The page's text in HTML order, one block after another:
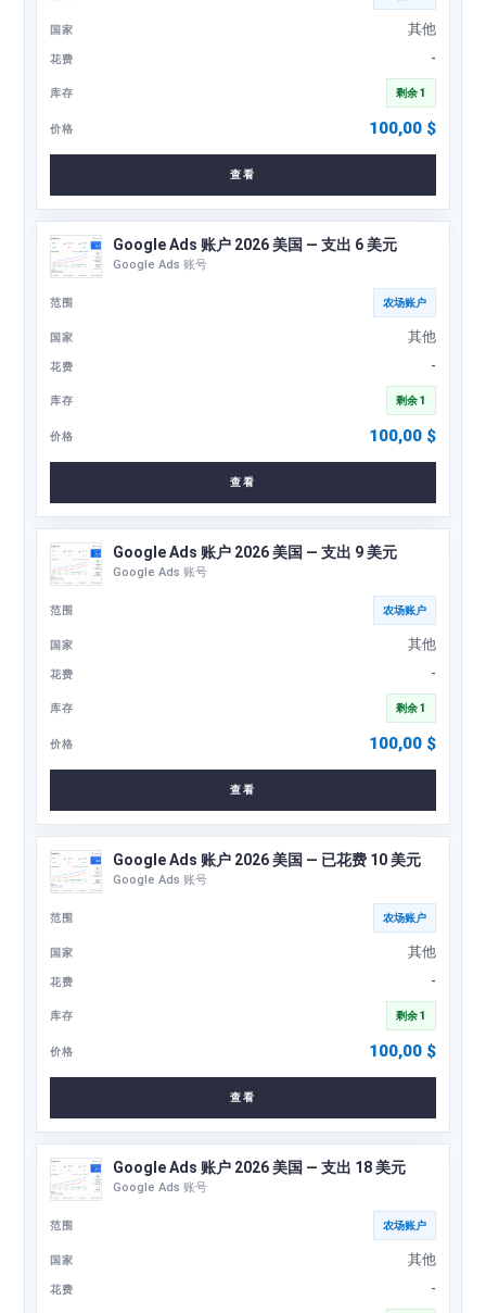
其他
-
剩余 1
100,00 $
查看
Google Ads 账户 2026 美国 — 支出 6 美元
Google Ads 账号
农场账户
其他
-
剩余 1
100,00 $
查看
Google Ads 账户 2026 美国 — 支出 9 美元
Google Ads 账号
农场账户
其他
-
剩余 1
100,00 $
查看
Google Ads 账户 2026 美国 — 已花费 10 美元
Google Ads 账号
农场账户
其他
-
剩余 1
100,00 $
查看
Google Ads 账户 2026 美国 — 支出 18 美元
Google Ads 账号
农场账户
其他
-